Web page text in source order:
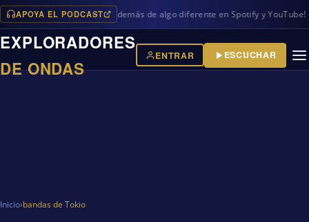
APOYA EL PODCAST
programas en iVoox, además de algo diferente en Spotify y YouTube!
EXPLORADORES
DE ONDAS
ENTRAR ESCUCHAR
Inicio›bandas de Tokio